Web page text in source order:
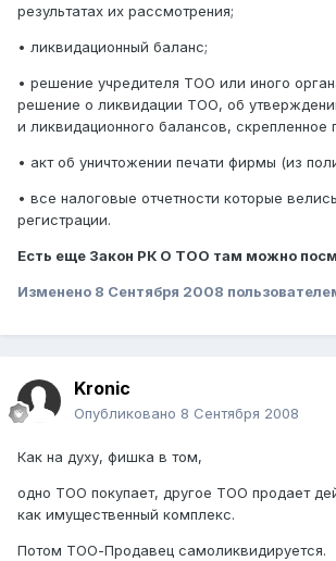
результатах их рассмотрения;
• ликвидационный баланс;
• решение учредителя ТОО или иного
решение о ликвидации ТОО, об
и ликвидационного балансов, скрепленное
• акт об уничтожении печати фирмы (из
• все налоговые отчетности которые
регистрации.
Есть еще Закон РК О ТОО там можно
Изменено 8 Сентября 2008
Kronic
Опубликовано 8 Сентября 2008
Как на духу, фишка в том,
одно ТОО покупает, другое ТОО продает
как имущественный комплекс.
Потом ТОО-Продавец самоликвидируется.